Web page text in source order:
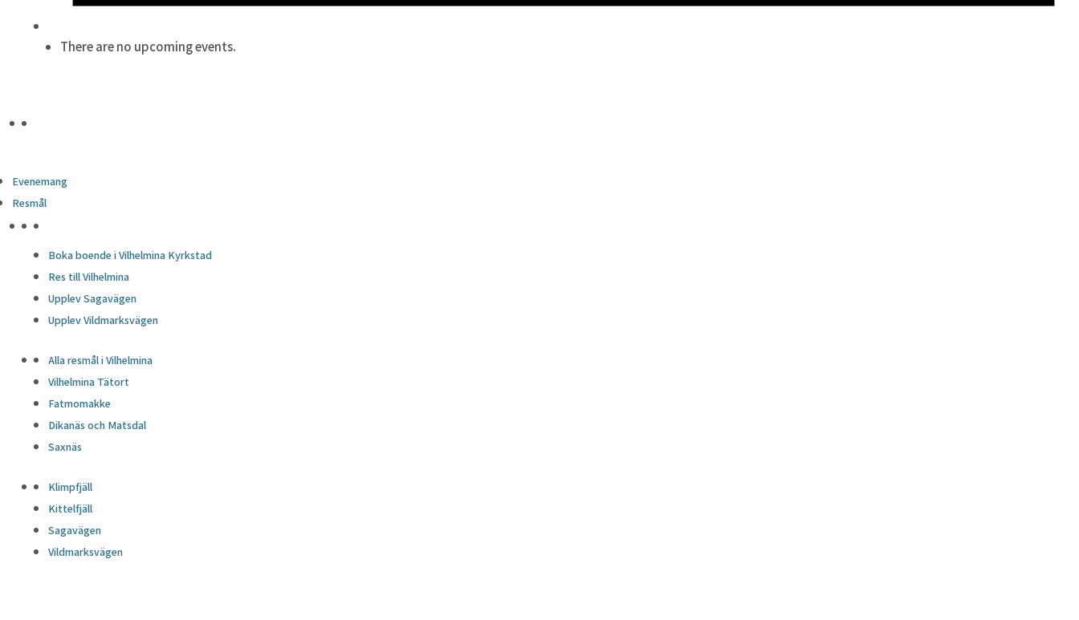
There are no upcoming events.
Evenemang
Resmål
Boka boende i Vilhelmina Kyrkstad
Res till Vilhelmina
Upplev Sagavägen
Upplev Vildmarksvägen
Alla resmål i Vilhelmina
Vilhelmina Tätort
Fatmomakke
Dikanäs och Matsdal
Saxnäs
Klimpfjäll
Kittelfjäll
Sagavägen
Vildmarksvägen